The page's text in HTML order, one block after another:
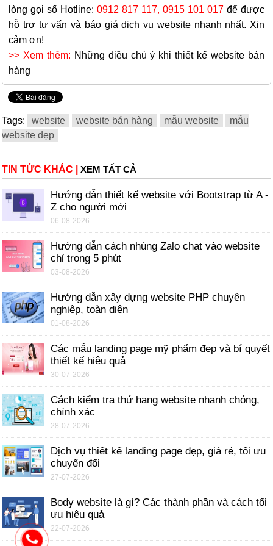
lòng gọi số Hotline: 0912 817 117, 0915 101 017 để được
hỗ trợ tư vấn và báo giá dịch vụ website nhanh nhất. Xin
cảm ơn!
>> Xem thêm: Những điều chú ý khi thiết kế website bán
hàng
Tags: website website bán hàng mẫu website
mẫu
website đẹp
TIN TỨC KHÁC XEM TẤT CẢ
Hướng dẫn thiết kế website với Bootstrap từ A -
Z cho người mới
06-08-2026
Hướng dẫn cách nhúng Zalo chat vào website
chỉ trong 5 phút
03-08-2026
Hướng dẫn xây dựng website PHP chuyên
nghiệp, toàn diện
01-08-2026
Các mẫu landing page mỹ phẩm đẹp và bí quyết
thiết kế hiệu quả
30-07-2026
Cách kiểm tra thứ hạng website nhanh chóng,
chính xác
28-07-2026
Dịch vụ thiết kế landing page đẹp, giá rẻ, tối ưu
chuyển đổi
27-07-2026
Body website là gì? Các thành phần và cách tối
ưu hiệu quả
22-07-2026